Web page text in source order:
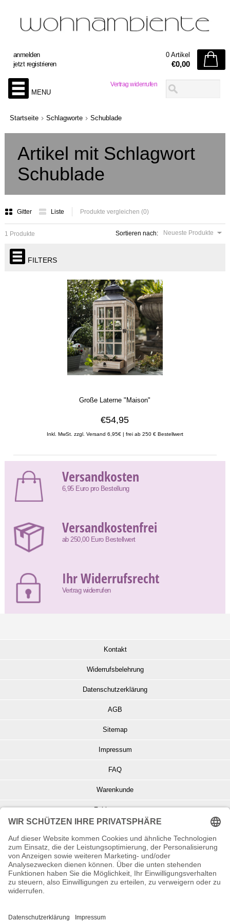
Vertrag widerrufen
anmelden
jetzt registrieren
0 Artikel
€0,00
MENU
Startseite Schlagworte Schublade
Artikel mit Schlagwort
Schublade
Gitter Liste Produkte vergleichen (0)
Sortieren nach: Neueste Produkte
1 Produkte
FILTERS
Große Laterne "Maison"
€54,95
Inkl. MwSt. zzgl. Versand 6,95€ | frei ab 250 € Bestellwert
Versandkosten
6,95 Euro pro Bestellung
Versandkostenfrei
ab 250,00 Euro Bestellwert
Ihr Widerrufsrecht
Vertrag widerrufen
Kontakt
Widerrufsbelehrung
Datenschutzerklärung
AGB
Sitemap
Impressum
FAQ
Warenkunde
Zahlungsarten
Info zu Elektro- u. Elektronikgeräten
Batterieentsorgung
Informationen zur Echtheit von Kundenbewertungen